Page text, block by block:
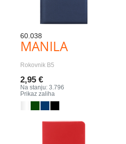
60.038
MANILA
Rokovnik B5
2,95 €
Na stanju: 3.796
Prikaz zaliha